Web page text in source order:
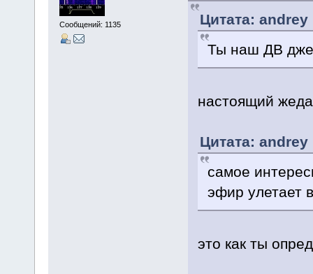
Сообщений: 1135
Цитата: andrey
Ты наш ДВ
настоящий
Цитата: andrey
самое
эфир улетает
это как ты